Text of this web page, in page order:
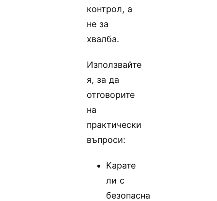
контрол, а
не за
хвалба.
Използвайте
я, за да
отговорите
на
практически
въпроси:
Карате
ли с
безопасна